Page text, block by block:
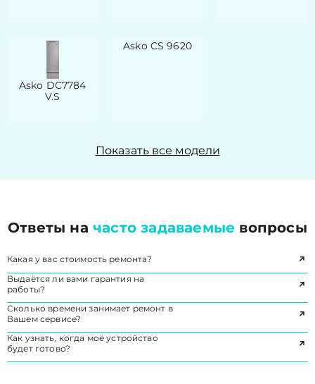
Asko DC7784
V.S
Asko CS 9620
Показать все модели
Ответы начасто задаваемые вопросы
Какая у вас стоимость ремонта?
Выдаётся ли вами гарантия на
работы?
Сколько времени занимает ремонт в
Вашем сервисе?
Как узнать, когда моё устройство
будет готово?